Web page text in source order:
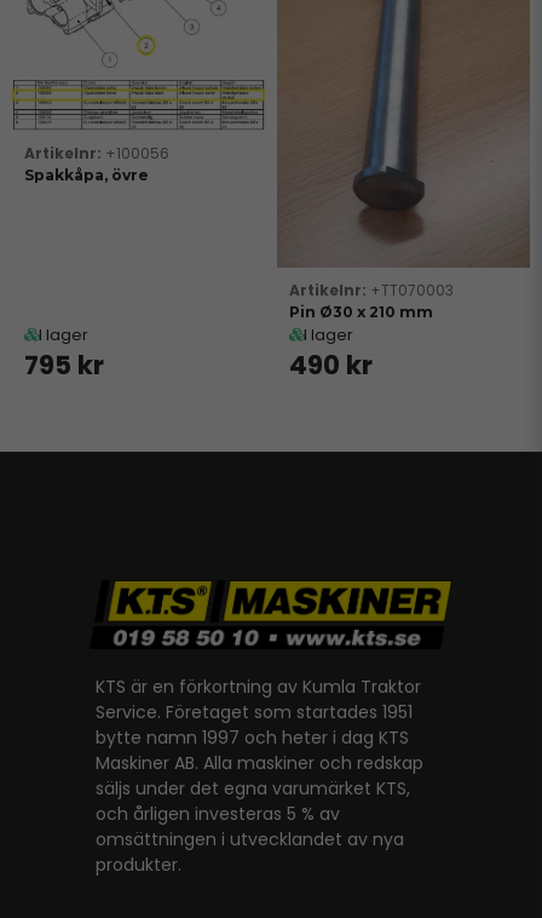
+100056
Spakkåpa, övre
I lager
795 kr
+TT070003
Pin Ø30 x 210 mm
I lager
490 kr
KTS är en förkortning av Kumla Traktor
Service. Företaget som startades 1951
bytte namn 1997 och heter i dag KTS
Maskiner AB. Alla maskiner och redskap
säljs under det egna varumärket KTS,
och årligen investeras 5 % av
omsättningen i utvecklandet av nya
produkter.